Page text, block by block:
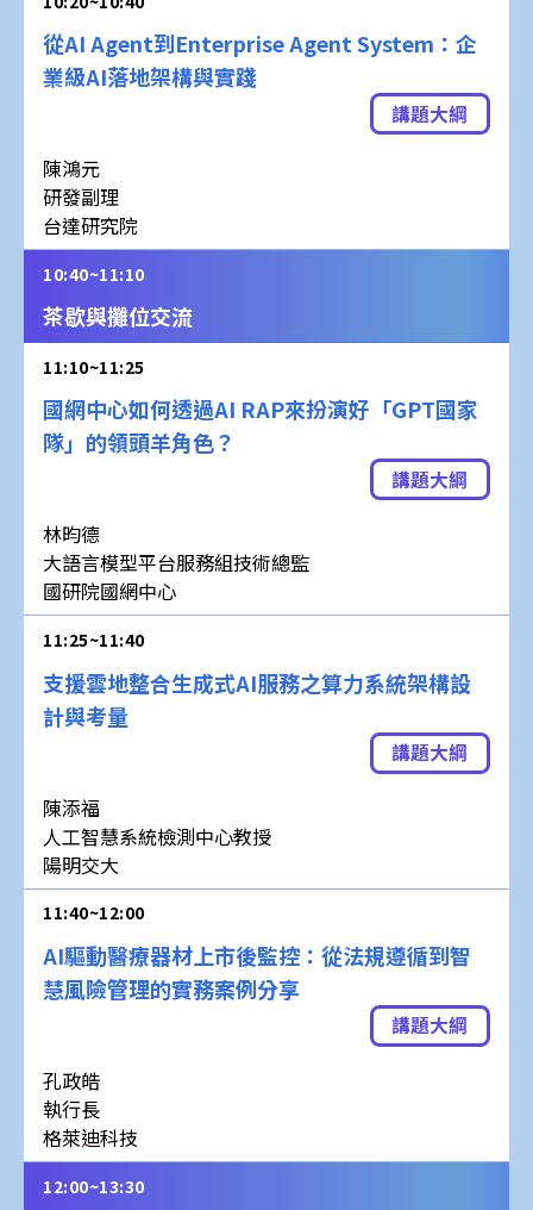
從AI Agent到Enterprise Agent System：企
業級AI落地架構與實踐
講題大綱
陳鴻元
研發副理
台達研究院
10:40~11:10
茶歇與攤位交流
11:10~11:25
國網中心如何透過AI RAP來扮演好「GPT國家
隊」的領頭羊角色？
講題大綱
林昀德
大語言模型平台服務組技術總監
國研院國網中心
11:25~11:40
支援雲地整合生成式AI服務之算力系統架構設
計與考量
講題大綱
陳添福
人工智慧系統檢測中心教授
陽明交大
11:40~12:00
AI驅動醫療器材上市後監控：從法規遵循到智
慧風險管理的實務案例分享
講題大綱
孔政皓
執行長
格萊迪科技
12:00~13:30